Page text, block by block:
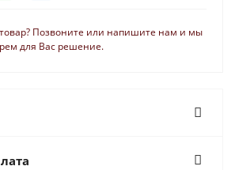
Позвоните или напишите нам и мы
для Вас решение.